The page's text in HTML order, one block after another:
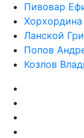
Пивовар
Хорхордина
Ланской
Попов
Козлов